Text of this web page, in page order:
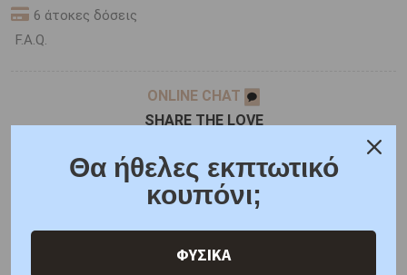
6 άτοκες δόσεις
F.A.Q.
ONLINE CHAT
SHARE THE LOVE
Χαρακτηριστικά Γιατί εμάς
Κριτικές
Θα ήθελες εκπτωτικό
κουπόνι;
ΦΥΣΙΚΑ